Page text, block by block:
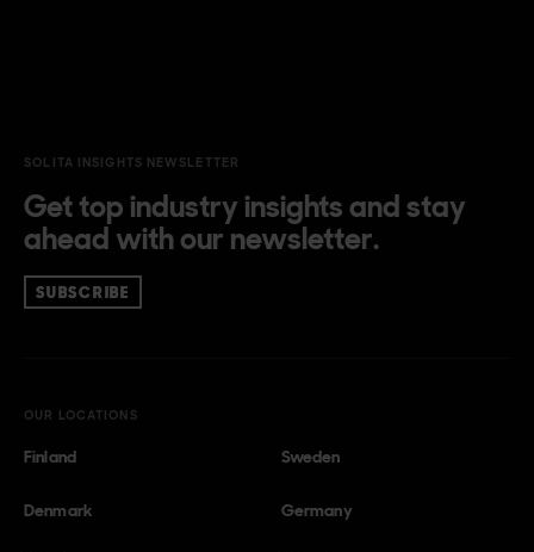
SOLITA INSIGHTS NEWSLETTER
Get top industry insights and stay
ahead with our newsletter.
SUBSCRIBE
OUR LOCATIONS
Finland Sweden
Denmark Germany